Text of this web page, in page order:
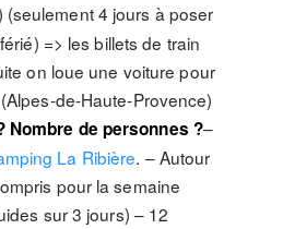
(seulement 4 jours à poser
=> les billets de train
on loue une voiture pour
de-Haute-Provence)
Nombre de personnes ?–
La Ribière. – Autour
pour la semaine
sur 3 jours) – 12